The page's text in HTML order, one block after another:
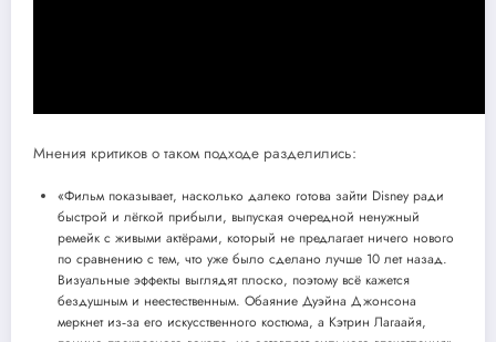
Мнения критиков о таком подходе разделились:
«Фильм показывает, насколько далеко готова зайти Disney ради
быстрой и лёгкой прибыли, выпуская очередной ненужный
ремейк с живыми актёрами, который не предлагает ничего нового
по сравнению с тем, что уже было сделано лучше 10 лет назад.
Визуальные эффекты выглядят плоско, поэтому всё кажется
бездушным и неестественным. Обаяние Дуэйна Джонсона
меркнет из‑за его искусственного костюма, а Кэтрин Лагаайя,